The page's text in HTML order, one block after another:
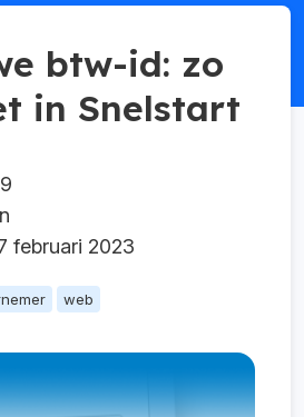
btw-id: zo
in Snelstart
februari 2023
web